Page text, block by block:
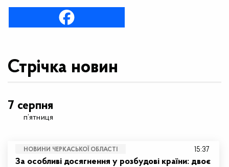
Стрічка новин
7 серпня
п’ятниця
НОВИНИ ЧЕРКАСЬКОЇ ОБЛАСТІ
За особливі досягнення у розбудові країни: двоє
15:37